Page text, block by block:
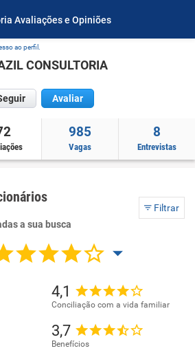
Avaliações e Opiniões
ao perfil.
CONSULTORIA
Avaliar
985
Vagas
8
Entrevistas
Filtrar
a sua busca
4,1
Conciliação com a vida familiar
3,7
Benefícios